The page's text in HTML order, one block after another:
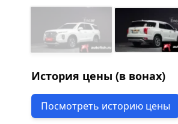
История цены (в вонах)
Посмотреть историю цены